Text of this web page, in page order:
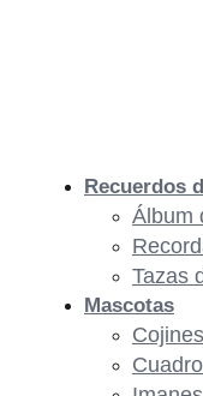
Recuerdos
Álbum
Tazas
Mascotas